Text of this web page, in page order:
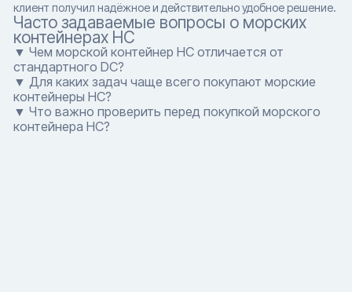
клиент получил надёжное и действительно удобное решение.
Часто задаваемые вопросы о морских
контейнерах HC
▼ Чем морской контейнер HC отличается от
стандартного DC?
▼ Для каких задач чаще всего покупают морские
контейнеры HC?
▼ Что важно проверить перед покупкой морского
контейнера HC?